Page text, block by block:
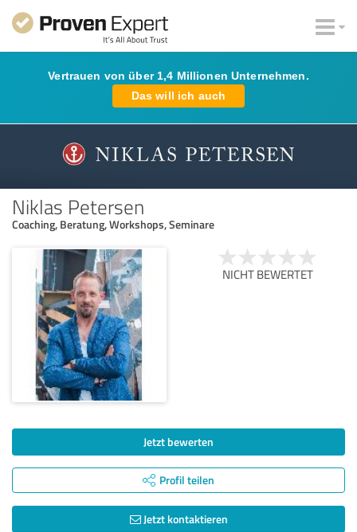
Vertrauen von über 1,4 Millionen Unternehmen.
Das will ich auch
Niklas Petersen
Coaching, Beratung, Workshops, Seminare
NICHT BEWERTET
Jetzt bewerten
Profil teilen
Jetzt kontaktieren